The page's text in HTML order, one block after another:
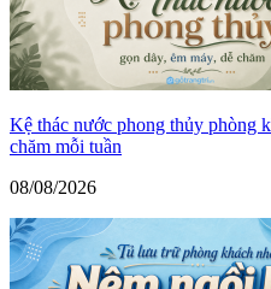
Kệ thác nước phong thủy phòng
chăm mỗi tuần
08/08/2026